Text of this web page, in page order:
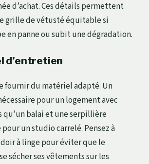
d’achat. Ces détails permettent
grille de vétusté équitable si
en panne ou subit une dégradation.
d’entretien
fournir du matériel adapté. Un
pour un logement avec
balai et une serpillière
un studio carrelé. Pensez à
à linge pour éviter que le
sécher ses vêtements sur les